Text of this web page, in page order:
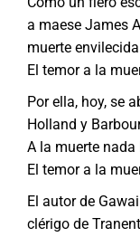
a maese James
muerte
El temor a la
Por ella, hoy, se
Holland y
A la muerte
El temor a la
El autor de
clérigo de